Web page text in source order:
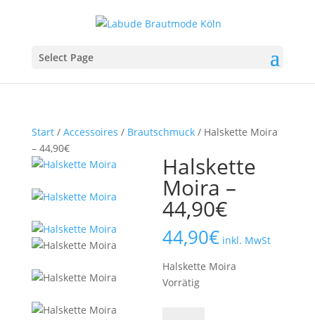
Select Page
Start/ Accessoires / Brautschmuck/ Halskette Moira
– 44,90€
Halskette
Moira –
44,90€
44,90€ inkl. MwSt
Halskette Moira
Vorrätig